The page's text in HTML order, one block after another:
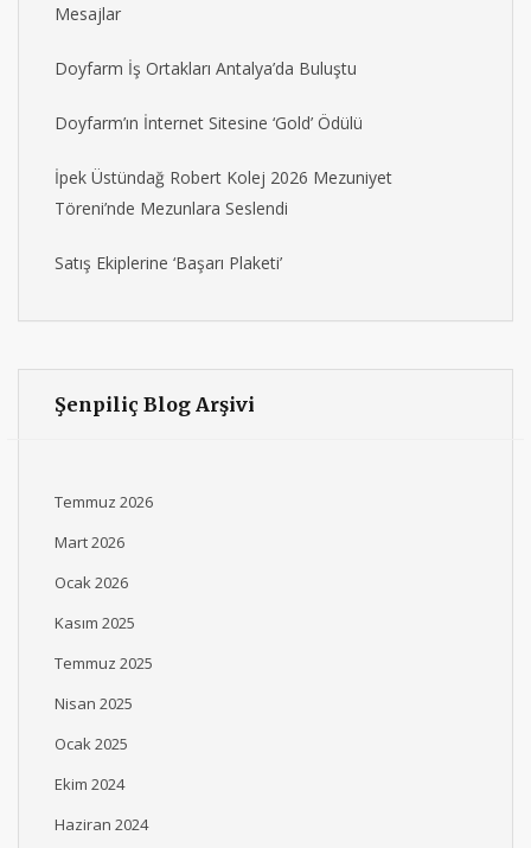
Mesajlar
Doyfarm İş Ortakları Antalya’da Buluştu
Doyfarm’ın İnternet Sitesine ‘Gold’ Ödülü
İpek Üstündağ Robert Kolej 2026 Mezuniyet
Töreni’nde Mezunlara Seslendi
Satış Ekiplerine ‘Başarı Plaketi’
Şenpiliç Blog Arşivi
Temmuz 2026
Mart 2026
Ocak 2026
Kasım 2025
Temmuz 2025
Nisan 2025
Ocak 2025
Ekim 2024
Haziran 2024